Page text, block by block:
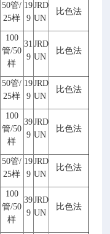
50管/
25样
19
9
JRD
UN
比色法
100
管/50
样
31
9
JRD
UN
比色法
50管/
25样
19
9
JRD
UN
比色法
100
管/50
样
39
9
JRD
UN
比色法
50管/
25样
19
9
JRD
UN
比色法
100
管/50
样
39
9
JRD
UN
比色法